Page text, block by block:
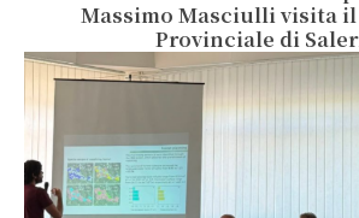
Massimo Masciulli visita il
Provinciale di